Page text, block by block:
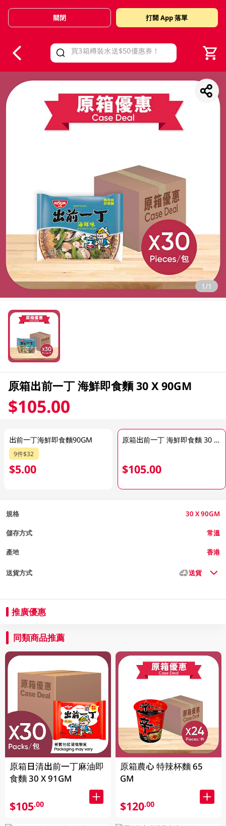
Valid Until 30 June 2026
關閉 打開 App 落單
1/1
原箱出前一丁 海鮮即食麵 30 X 90GM
$105.00
出前一丁海鮮即食麵90GM
9件$32
$5.00
原箱出前一丁 海鮮即食麵 30 X 90GM
$105.00
規格 30 X 90GM
儲存方式 常溫
產地 香港
送貨方式 送貨
推廣優惠
同類商品推薦
原箱日清出前一丁麻油即
食麵 30 X 91GM
$105.00
原箱農心 特辣杯麵 65
GM
$120.00